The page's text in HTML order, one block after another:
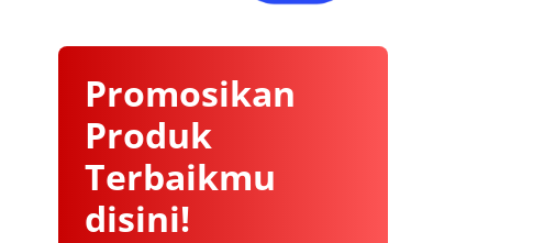
Promosikan
Produk
Terbaikmu
disini!